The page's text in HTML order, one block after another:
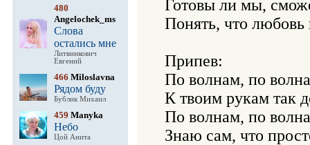
480
Angelochek_ms
Слова
остались мне
Литвинкович
Евгений
466 Miloslavna
Рядом буду
Бублик Михаил
459 Manyka
Небо
Цой Анита
Готовы ли мы,
Понять, что
Припев:
По волнам, по
К твоим рукам так
По волнам, по
Знаю сам, что